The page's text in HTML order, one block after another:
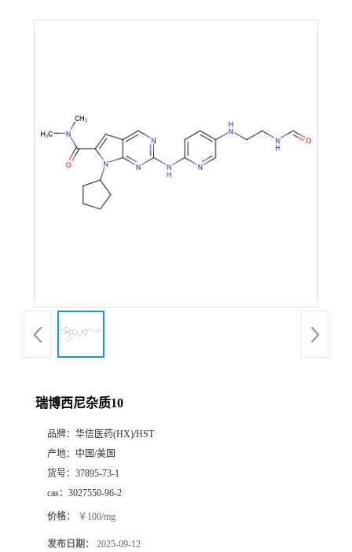
司
书
瑞博西尼杂质10
品牌： 华信医药(HX)/HST
产地： 中国/美国
货号： 37895-73-1
cas： 3027550-96-2
价格： ￥100/mg
发布日期： 2025-09-12